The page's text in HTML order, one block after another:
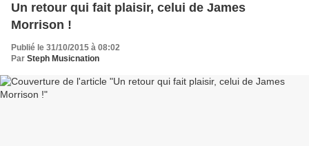
Un retour qui fait plaisir, celui de James
Morrison !
Publié le 31/10/2015 à 08:02
Par Steph Musicnation